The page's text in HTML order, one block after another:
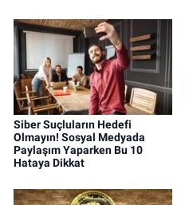
Siber Suçluların Hedefi
Olmayın! Sosyal Medyada
Paylaşım Yaparken Bu 10
Hataya Dikkat